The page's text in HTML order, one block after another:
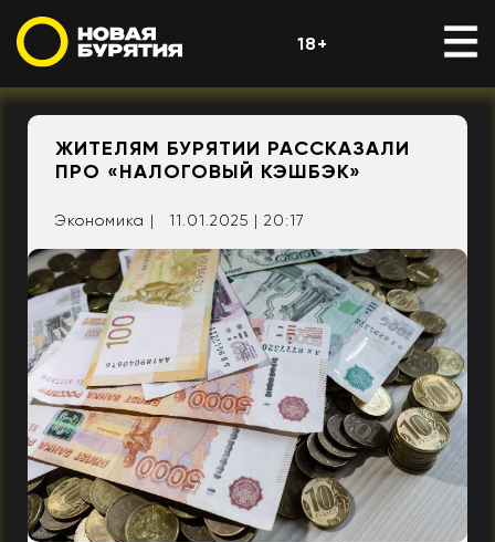
18+
ЖИТЕЛЯМ БУРЯТИИ РАССКАЗАЛИ
ПРО «НАЛОГОВЫЙ КЭШБЭК»
Экономика | 11.01.2025 | 20:17